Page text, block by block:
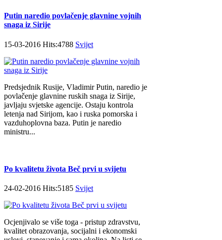
Putin naredio povlačenje glavnine vojnih
snaga iz Sirije
15-03-2016 Hits:4788 Svijet
Predsjednik Rusije, Vladimir Putin, naredio je
povlačenje glavnine ruskih snaga iz Sirije,
javljaju svjetske agencije. Ostaju kontrola
letenja nad Sirijom, kao i ruska pomorska i
vazduhoplovna baza. Putin je naredio
ministru...
Po kvalitetu života Beč prvi u svijetu
24-02-2016 Hits:5185 Svijet
Ocjenjivalo se više toga - pristup zdravstvu,
kvalitet obrazovanja, socijalni i ekonomski